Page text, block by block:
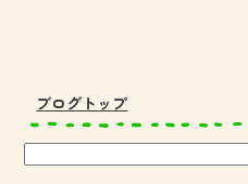
ブログトップ